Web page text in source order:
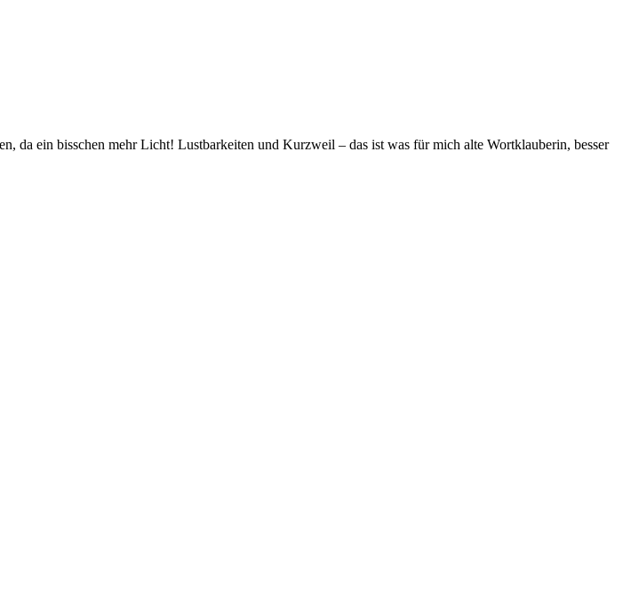
da ein bisschen mehr Licht! Lustbarkeiten und Kurzweil – das ist was für mich alte Wortklauberin, besser